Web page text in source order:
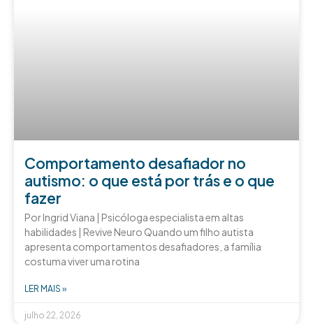
Comportamento desafiador no
autismo: o que está por trás e o que
fazer
Por Ingrid Viana | Psicóloga especialista em altas
habilidades | Revive Neuro Quando um filho autista
apresenta comportamentos desafiadores, a família
costuma viver uma rotina
LER MAIS »
julho 22, 2026